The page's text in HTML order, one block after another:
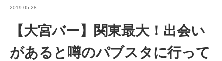
2019.05.28
【大宮バー】関東最大！出会い
があると噂のパブスタに行って